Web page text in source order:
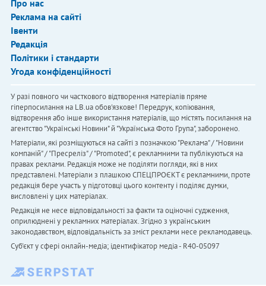
Про нас
Реклама на сайті
Івенти
Редакція
Політики і стандарти
Угода конфіденційності
У разі повного чи часткового відтворення матеріалів пряме
гіперпосилання на LB.ua обов'язкове! Передрук, копіювання,
відтворення або інше використання матеріалів, що містять посилання на
агентство "Українськi Новини" й "Українська Фото Група", заборонено.
Матеріали, які розміщуються на сайті з позначкою "Реклама" / "Новини
компаній" / "Пресреліз" / "Promoted", є рекламними та публікуються на
правах реклами. Редакція може не поділяти погляди, які в них
представлені. Матеріали з плашкою СПЕЦПРОЄКТ є рекламними, проте
редакція бере участь у підготовці цього контенту і поділяє думки,
висловлені у цих матеріалах.
Редакція не несе відповідальності за факти та оціночні судження,
оприлюднені у рекламних матеріалах. Згідно з українським
законодавством, відповідальність за зміст реклами несе рекламодавець.
Cуб'єкт у сфері онлайн-медіа; ідентифікатор медіа - R40-05097